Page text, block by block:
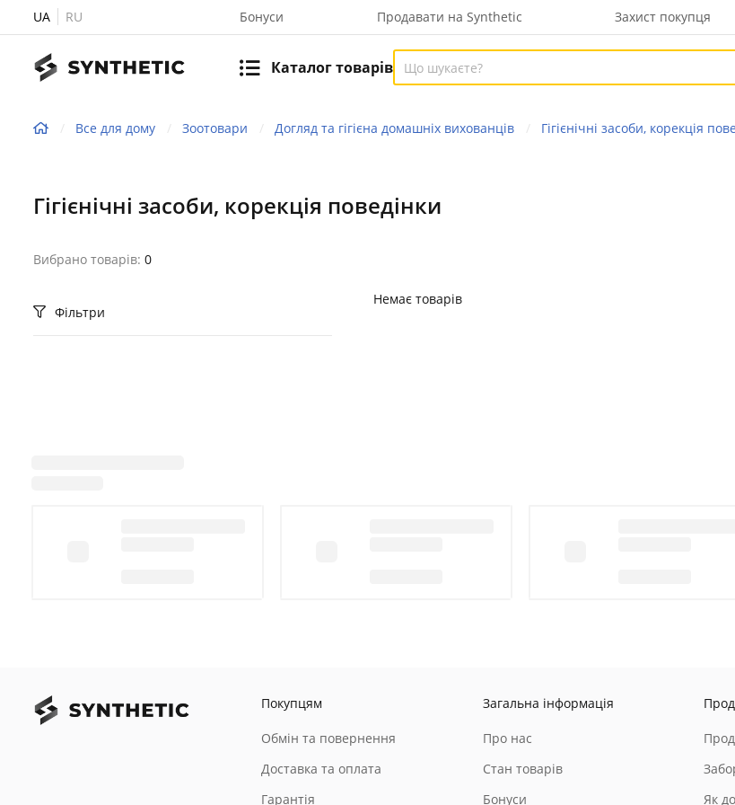
UA RU Бонуси Продавати на Synthetic Захист покупця
Каталог товарів
Все для дому Зоотовари Догляд та гігієна домашніх вихованців Гігієнічні засоби, корекція
Гігієнічні засоби, корекція поведінки
Вибрано товарів: 0
Фільтри
Немає товарів
Покупцям
Обмін та повернення
Доставка та оплата
Гарантія
Загальна інформація
Про нас
Стан товарів
Бонуси
Як